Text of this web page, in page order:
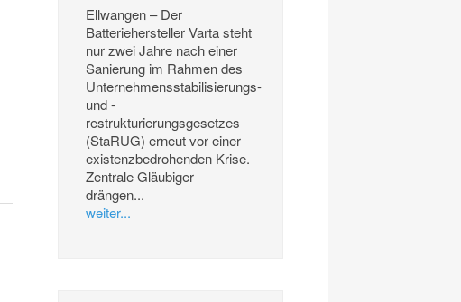
Ellwangen – Der
Batteriehersteller Varta steht
nur zwei Jahre nach einer
Sanierung im Rahmen des
Unternehmensstabilisierungs-
und -
restrukturierungsgesetzes
(StaRUG) erneut vor einer
existenzbedrohenden Krise.
Zentrale Gläubiger
drängen...
weiter...